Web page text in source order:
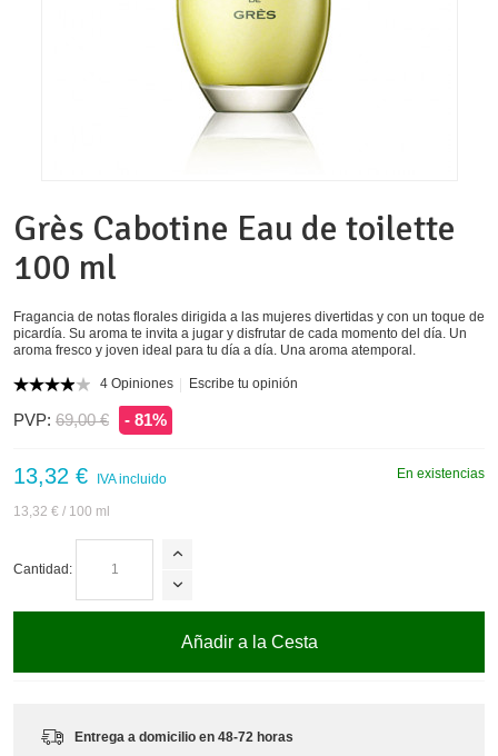
Grès Cabotine Eau de toilette
100 ml
Fragancia de notas florales dirigida a las mujeres divertidas y con un toque de
picardía. Su aroma te invita a jugar y disfrutar de cada momento del día. Un
aroma fresco y joven ideal para tu día a día. Una aroma atemporal.
4 Opiniones Escribe tu opinión
PVP: 69,00 € - 81%
En existencias
13,32 € IVA incluido
13,32 € / 100 ml
Cantidad:
Añadir a la Cesta
Entrega a domicilio en 48-72 horas